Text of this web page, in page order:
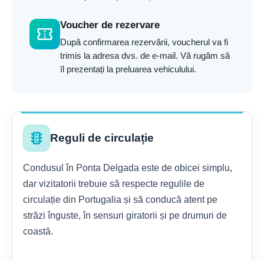
confirmation_number
Voucher de rezervare
După confirmarea rezervării, voucherul va fi
trimis la adresa dvs. de e-mail. Vă rugăm să
îl prezentați la preluarea vehiculului.
traffic Reguli de circulație
Condusul în Ponta Delgada este de obicei simplu,
dar vizitatorii trebuie să respecte regulile de
circulație din Portugalia și să conducă atent pe
străzi înguste, în sensuri giratorii și pe drumuri de
coastă.